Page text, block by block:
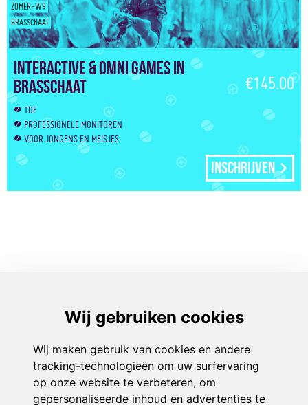
ZOMER-W9
BRASSCHAAT
Interactive & Omni Games in
Brasschaat
€145.00
TOF
PROFESSIONELE MONITOREN
VOOR JONGENS EN MEISJES
Inschrijven